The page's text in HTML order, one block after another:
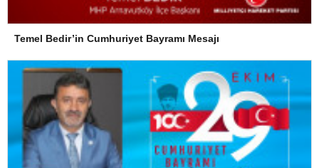
Temel Bedir’in Cumhuriyet Bayramı Mesajı